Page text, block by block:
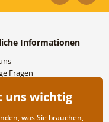
Informationen
Fragen
und
uns wichtig
was Sie brauchen,